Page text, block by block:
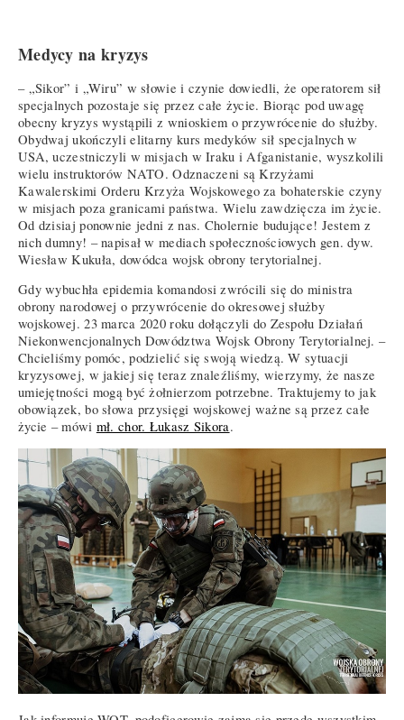
Medycy na kryzys
– „Sikor” i „Wiru” w słowie i czynie dowiedli, że operatorem sił
specjalnych pozostaje się przez całe życie. Biorąc pod uwagę
obecny kryzys wystąpili z wnioskiem o przywrócenie do służby.
Obydwaj ukończyli elitarny kurs medyków sił specjalnych w
USA, uczestniczyli w misjach w Iraku i Afganistanie, wyszkolili
wielu instruktorów NATO. Odznaczeni są Krzyżami
Kawalerskimi Orderu Krzyża Wojskowego za bohaterskie czyny
w misjach poza granicami państwa. Wielu zawdzięcza im życie.
Od dzisiaj ponownie jedni z nas. Cholernie budujące! Jestem z
nich dumny! – napisał w mediach społecznościowych gen. dyw.
Wiesław Kukuła, dowódca wojsk obrony terytorialnej.
Gdy wybuchła epidemia komandosi zwrócili się do ministra
obrony narodowej o przywrócenie do okresowej służby
wojskowej. 23 marca 2020 roku dołączyli do Zespołu Działań
Niekonwencjonalnych Dowództwa Wojsk Obrony Terytorialnej. –
Chcieliśmy pomóc, podzielić się swoją wiedzą. W sytuacji
kryzysowej, w jakiej się teraz znaleźliśmy, wierzymy, że nasze
umiejętności mogą być żołnierzom potrzebne. Traktujemy to jak
obowiązek, bo słowa przysięgi wojskowej ważne są przez całe
życie – mówi mł. chor. Łukasz Sikora.